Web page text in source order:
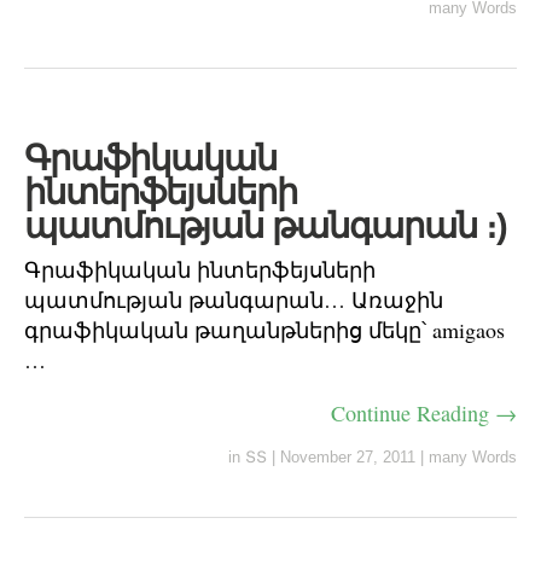
many Words
Գրաֆիկական
ինտերֆեյսների
պատմության թանգարան ։)
Գրաֆիկական ինտերֆեյսների
պատմության թանգարան… Առաջին
գրաֆիկական թաղանթներից մեկը՝ amigaos
…
Continue Reading →
in ՏՏ November 27, 2011 many Words